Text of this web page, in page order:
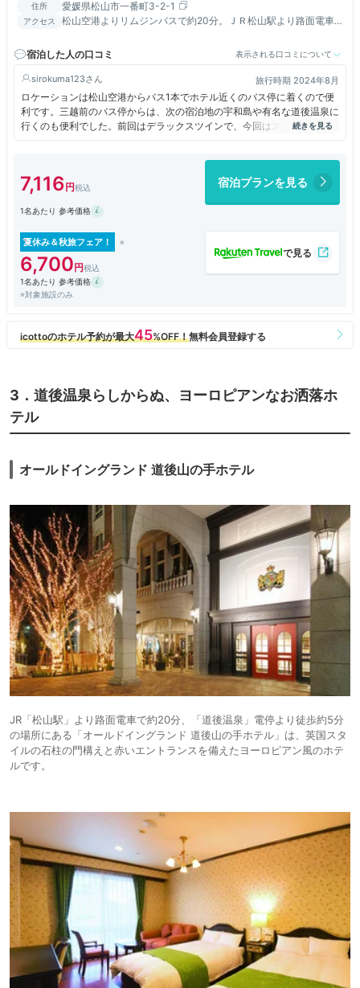
住所 愛媛県松山市一番町3-2-1
アクセス
松山空港よりリムジンバスで約20分。ＪＲ松山駅より路面電車
宿泊した人の口コミ
表示される口コミについて
sirokuma123 旅行時期 2024年8月
ロケーションは松山空港からバス1本でホテル近くのバス停に着くので便
利です。三越前のバス停からは、次の宿泊地の宇和島や有名な道後温泉に
行くのも便利でした。前回はデラックスツインで、今回はスタンダードツ
インでしたが、広さは問題なくスーツケースを開けました。バスタブも広
7,116 宿泊プランを見る
1名あたり 参考価格
夏休み＆秋旅フェア！
6,700
1名あたり 参考価格
※対象施設のみ
3．道後温泉らしからぬ、ヨーロピアンなお洒落ホ
テル
オールドイングランド 道後山の手ホテル
JR「松山駅」より路面電車で約20分、「道後温泉」電停より徒歩約5分
の場所にある「オールドイングランド 道後山の手ホテル」は、英国スタ
イルの石柱の門構えと赤いエントランスを備えたヨーロピアン風のホテ
ルです。